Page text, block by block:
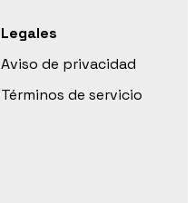
Legales
Aviso de privacidad
Términos de servicio